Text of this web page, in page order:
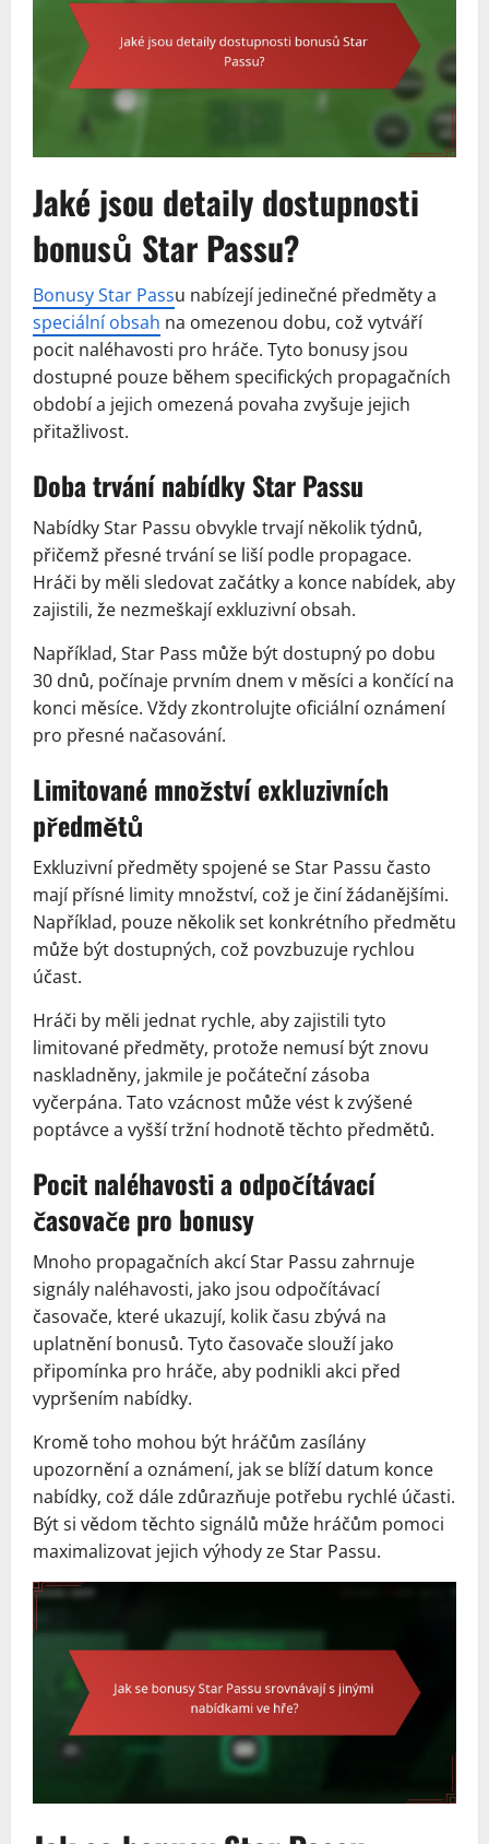
Jaké jsou detaily dostupnosti
bonusů Star Passu?
Bonusy Star Passu nabízejí jedinečné předměty a
speciální obsah na omezenou dobu, což vytváří
pocit naléhavosti pro hráče. Tyto bonusy jsou
dostupné pouze během specifických propagačních
období a jejich omezená povaha zvyšuje jejich
přitažlivost.
Doba trvání nabídky Star Passu
Nabídky Star Passu obvykle trvají několik týdnů,
přičemž přesné trvání se liší podle propagace.
Hráči by měli sledovat začátky a konce nabídek, aby
zajistili, že nezmeškají exkluzivní obsah.
Například, Star Pass může být dostupný po dobu
30 dnů, počínaje prvním dnem v měsíci a končící na
konci měsíce. Vždy zkontrolujte oficiální oznámení
pro přesné načasování.
Limitované množství exkluzivních
předmětů
Exkluzivní předměty spojené se Star Passu často
mají přísné limity množství, což je činí žádanějšími.
Například, pouze několik set konkrétního předmětu
může být dostupných, což povzbuzuje rychlou
účast.
Hráči by měli jednat rychle, aby zajistili tyto
limitované předměty, protože nemusí být znovu
naskladněny, jakmile je počáteční zásoba
vyčerpána. Tato vzácnost může vést k zvýšené
poptávce a vyšší tržní hodnotě těchto předmětů.
Pocit naléhavosti a odpočítávací
časovače pro bonusy
Mnoho propagačních akcí Star Passu zahrnuje
signály naléhavosti, jako jsou odpočítávací
časovače, které ukazují, kolik času zbývá na
uplatnění bonusů. Tyto časovače slouží jako
připomínka pro hráče, aby podnikli akci před
vypršením nabídky.
Kromě toho mohou být hráčům zasílány
upozornění a oznámení, jak se blíží datum konce
nabídky, což dále zdůrazňuje potřebu rychlé účasti.
Být si vědom těchto signálů může hráčům pomoci
maximalizovat jejich výhody ze Star Passu.